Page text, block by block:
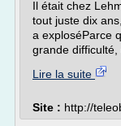
Il était chez
tout juste dix
a exploséParce
grande difficulté,
Lire la suite
Site : http://